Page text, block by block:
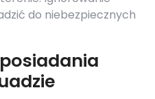
do niebezpiecznych